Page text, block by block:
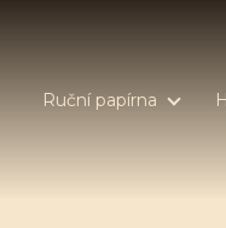
Ruční papírna